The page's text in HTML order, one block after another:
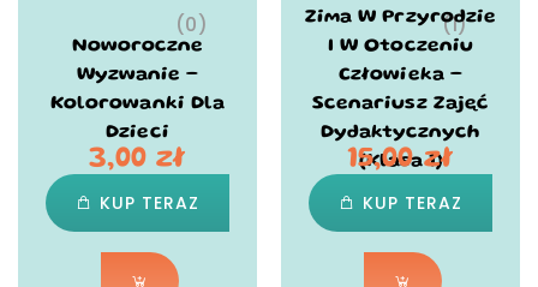
(0)
Noworoczne
Wyzwanie –
Kolorowanki Dla
Dzieci
3,00zł
KUP TERAZ
(1)
Zima W Przyrodzie
I W Otoczeniu
Człowieka –
Scenariusz Zajęć
Dydaktycznych
(klasa 1)
15,00zł
KUP TERAZ